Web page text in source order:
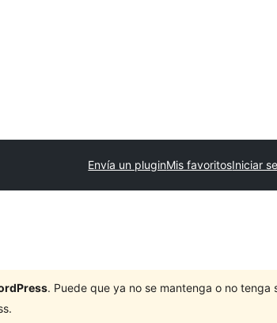
Envía un pluginMis favoritosIniciar
. Puede que ya no se mantenga o no